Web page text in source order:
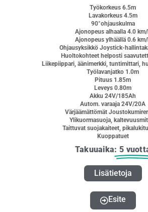
Työkorkeus 6.5m
Lavakorkeus 4.5m
90°ohjauskulma
Ajonopeus alhaalla 4.0
Ajonopeus ylhäällä 0.6
Ohjausyksikkö Joystick-
Huoltokohteet helposti
Liikepiippari, äänimerkki, tuntimittari,
Työlavanjatko 1.0m
Pituus 1.85m
Leveys 0.80m
Akku 24V/185Ah
Autom. varaaja 24V/20A
Värjäämättömät
Ylikuormasuoja,
Taittuvat suojakaiteet,
Kuoppatuet
Takuuaika: 5
Lisätietoja
Esite